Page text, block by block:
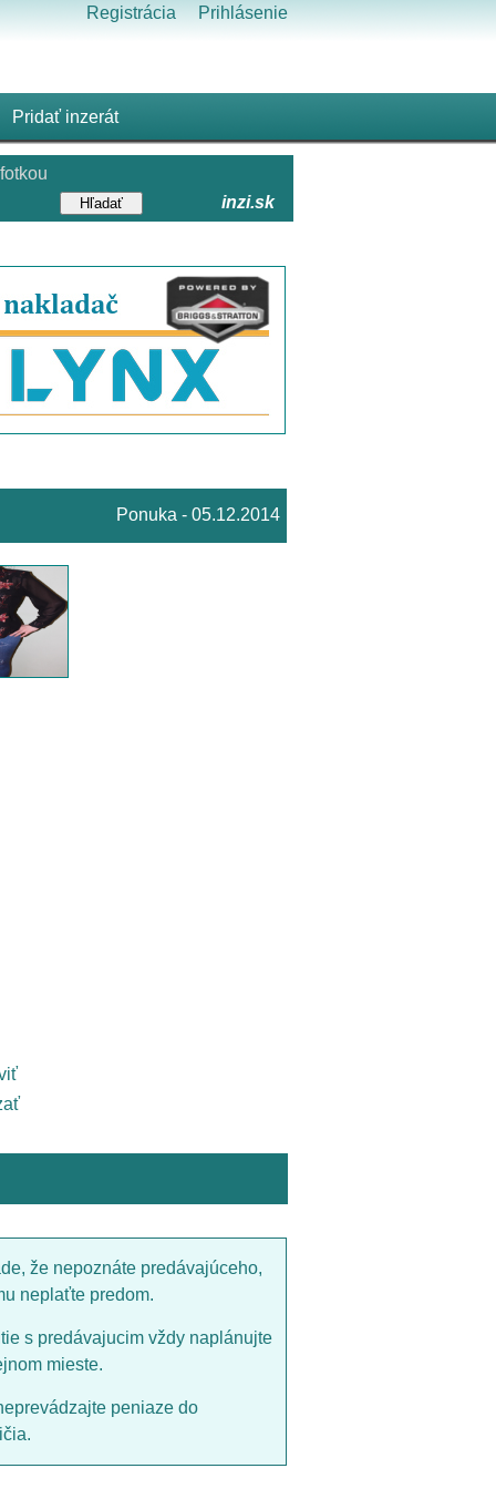
Registrácia Prihlásenie
Pridať inzerát
inzi.sk
Ponuka - 05.12.2014
že nepoznáte predávajúceho,
neplaťte predom.
s predávajucim vždy naplánujte
mieste.
peniaze do